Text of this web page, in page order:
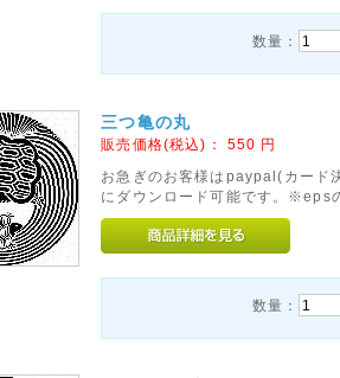
数量：
三つ亀の丸
販売価格(税込)： 550 円
お急ぎのお客様はpaypal(カード
にダウンロード可能です。※eps
数量：